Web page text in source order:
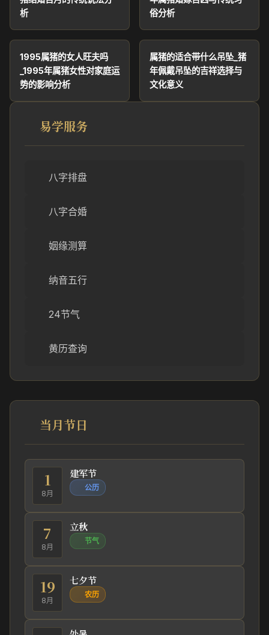
析
俗分析
1995属猪的女人旺夫吗
_1995年属猪女性对家庭运
势的影响分析
属猪的适合带什么吊坠_猪
年佩戴吊坠的吉祥选择与
文化意义
易学服务
八字排盘
八字合婚
姻缘测算
纳音五行
24节气
黄历查询
当月节日
1
8月
建军节
公历
7
8月
立秋
节气
19
8月
七夕节
农历